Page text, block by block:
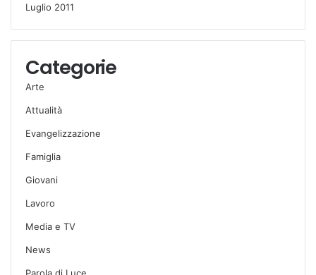
Luglio 2011
Categorie
Arte
Attualità
Evangelizzazione
Famiglia
Giovani
Lavoro
Media e TV
News